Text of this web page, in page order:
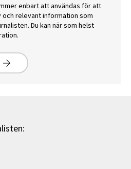
enbart att användas för att
relevant information som
Du kan när som helst